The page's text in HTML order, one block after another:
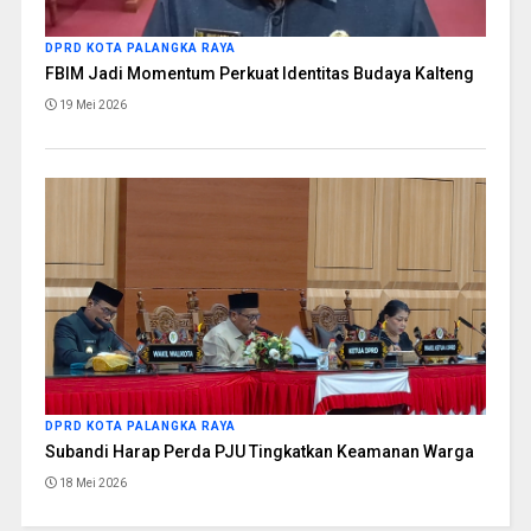
DPRD KOTA PALANGKA RAYA
FBIM Jadi Momentum Perkuat Identitas Budaya Kalteng
19 Mei 2026
DPRD KOTA PALANGKA RAYA
Subandi Harap Perda PJU Tingkatkan Keamanan Warga
18 Mei 2026